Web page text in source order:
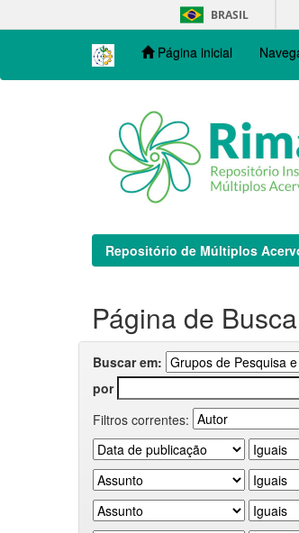
navigation
BRASIL
Página inicial
Repositório de Múltiplos
Página de Busca
Buscar em:
por
Filtros correntes: